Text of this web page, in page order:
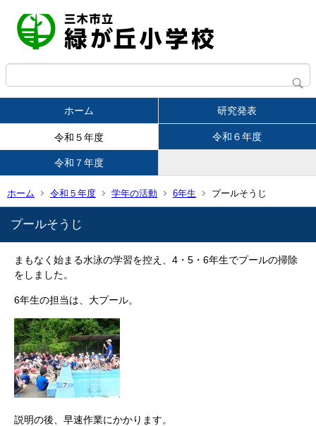
ホーム 研究発表
令和５年度 令和６年度
令和７年度
ホーム 令和５年度 学年の活動 6年生 プールそうじ
プールそうじ
まもなく始まる水泳の学習を控え、4・5・6年生でプールの掃除
をしました。
6年生の担当は、大プール。
説明の後、早速作業にかかります。